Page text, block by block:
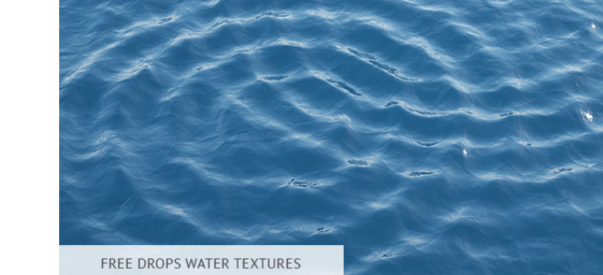
Ürün Rötuş Hizmetleri Mücevher Rötuş Hizmetleri